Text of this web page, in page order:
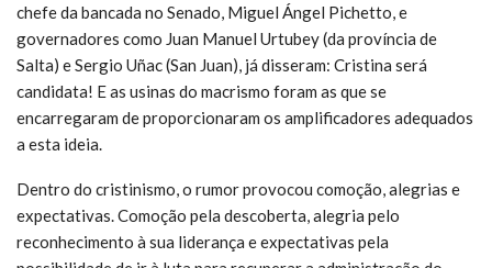
chefe da bancada no Senado, Miguel Ángel Pichetto, e
governadores como Juan Manuel Urtubey (da província de
Salta) e Sergio Uñac (San Juan), já disseram: Cristina será
candidata! E as usinas do macrismo foram as que se
encarregaram de proporcionaram os amplificadores adequados
a esta ideia.
Dentro do cristinismo, o rumor provocou comoção, alegrias e
expectativas. Comoção pela descoberta, alegria pelo
reconhecimento à sua liderança e expectativas pela